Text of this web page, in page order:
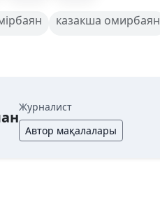
казакша омирбаян
Журналист
Автор мақалалары